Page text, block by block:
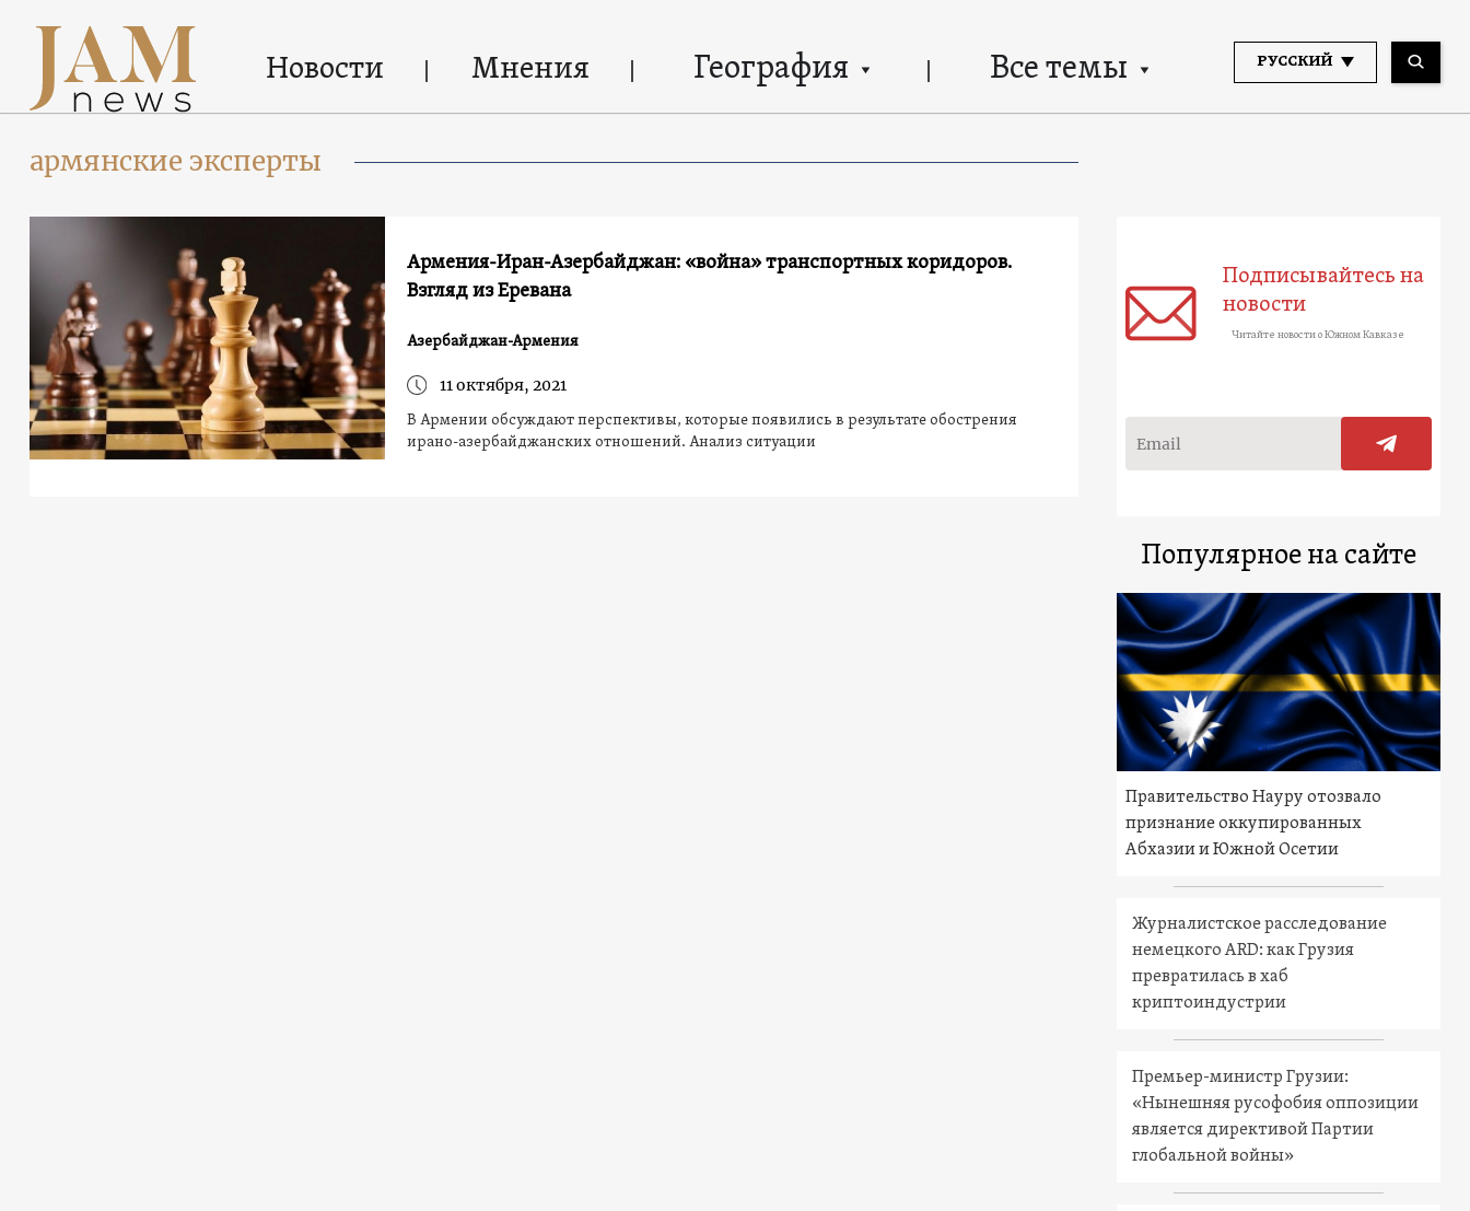
Новости Мнения География Все темы РУССКИЙ
армянские эксперты
Армения-Иран-Азербайджан: «война» транспортных коридоров.
Взгляд из Еревана
Азербайджан-Армения
11 октября, 2021
В Армении обсуждают перспективы, которые появились в результате обострения
ирано-азербайджанских отношений. Анализ ситуации
Подписывайтесь на
новости
Читайте новости о Южном Кавказе
Популярное на сайте
Правительство Науру отозвало
признание оккупированных
Абхазии и Южной Осетии
Журналистское расследование
немецкого ARD: как Грузия
превратилась в хаб
криптоиндустрии
Премьер-министр Грузии:
«Нынешняя русофобия оппозиции
является директивой Партии
глобальной войны»